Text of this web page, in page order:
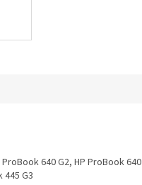
640 G2, HP ProBook 640
445 G3